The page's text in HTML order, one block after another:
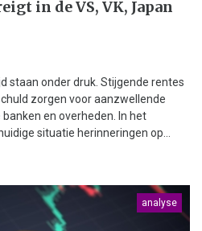
in de VS, VK, Japan
staan onder druk. Stijgende rentes
zorgen voor aanzwellende
en overheden. In het
situatie herinneringen op...
analyse